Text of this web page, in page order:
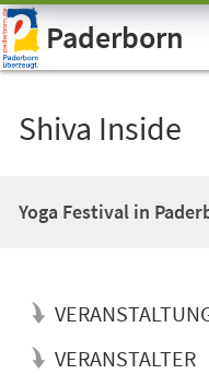
Visuelle
Assistenzsoftware
öffnen.Paderborn
Shiva Inside
Yoga Festival in
VERANSTALTER